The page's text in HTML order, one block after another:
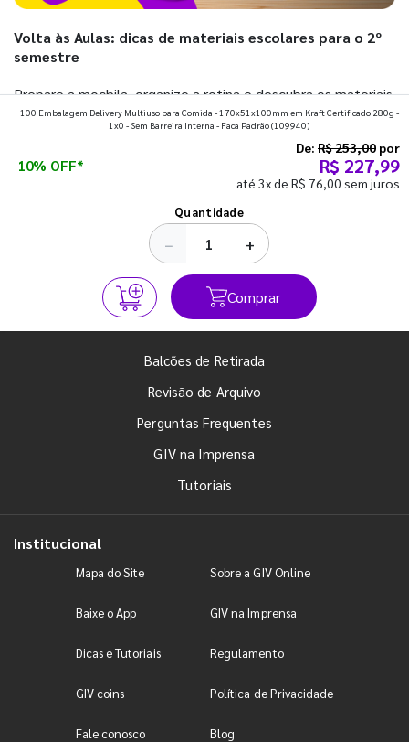
Volta às Aulas: dicas de materiais escolares para o 2º
semestre
Prepare a mochila, organize a rotina e descubra os materiais
que fazem toda diferença para começar o segundo
100 Embalagem Delivery Multiuso para Comida - 170x51x100mm em Kraft Certificado 280g -
1x0 - Sem Barreira Interna - Faca Padrão(109940)
10% OFF*
De: R$ 253,00 por
R$ 227,99
até 3x de R$ 76,00 sem juros
Quantidade
− +
Comprar
Balcões de Retirada
Revisão de Arquivo
Perguntas Frequentes
GIV na Imprensa
Tutoriais
Institucional
Mapa do Site Sobre a GIV Online
Baixe o App GIV na Imprensa
Dicas e Tutoriais Regulamento
GIV coins Política de Privacidade
Fale conosco Blog